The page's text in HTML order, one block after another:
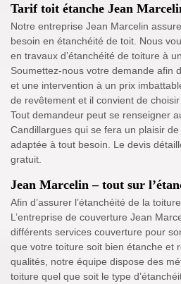
Tarif toit étanche Jean
Notre entreprise Jean Marcelin
besoin en étanchéité de toit. Nous
en travaux d’étanchéité de toiture à
Soumettez-nous votre demande afin
et une intervention à un prix
de revêtement et il convient de
Tout demandeur peut se renseigner
Candillargues qui se fera un plaisir
adaptée à tout besoin. Le devis
gratuit.
Jean Marcelin – tout sur
Afin d’assurer l’étanchéité de la
L’entreprise de couverture Jean
différents services couverture pour
que votre toiture soit bien étanche et
qualités, notre équipe dispose des
toiture quel que soit le type